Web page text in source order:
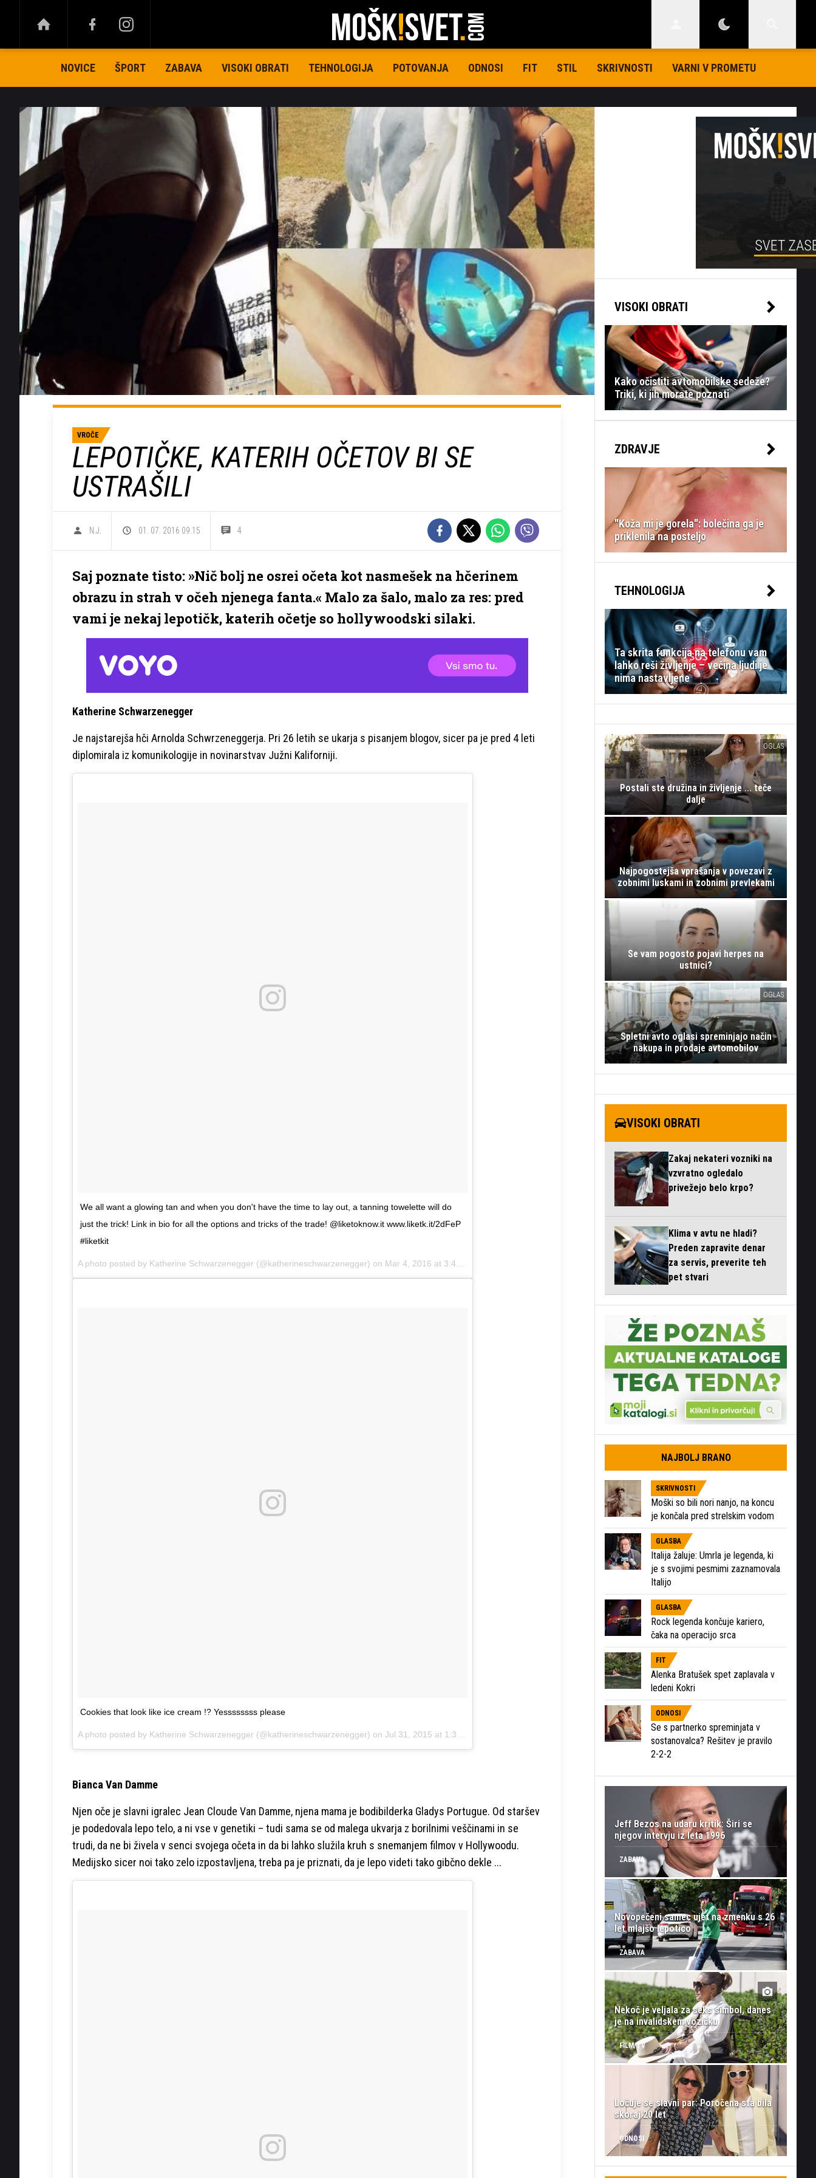
NOVICE ŠPORT ZABAVA VISOKI OBRATI TEHNOLOGIJA POTOVANJA ODNOSI FIT STIL SKRIVNOSTI VARNI V PROMETU
VROČE
LEPOTIČKE, KATERIH OČETOV BI SE
USTRAŠILI
N.J. 01. 07. 2016 09.15 4
Saj poznate tisto: »Nič bolj ne osrei očeta kot nasmešek na hčerinem
obrazu in strah v očeh njenega fanta.« Malo za šalo, malo za res: pred
vami je nekaj lepotičk, katerih očetje so hollywoodski silaki.
Katherine Schwarzenegger
Je najstarejša hči Arnolda Schwrzeneggerja. Pri 26 letih se ukarja s pisanjem blogov, sicer pa je pred 4 leti
diplomirala iz komunikologije in novinarstvav Južni Kaliforniji.
We all want a glowing tan and when you don't have the time to lay out, a tanning towelette will do
just the trick! Link in bio for all the options and tricks of the trade! @liketoknow.it www.liketk.it/2dFeP
#liketkit
A photo posted by Katherine Schwarzenegger (@katherineschwarzenegger) on Mar 4, 2016 at 3:48pm PST
Cookies that look like ice cream !? Yessssssss please
A photo posted by Katherine Schwarzenegger (@katherineschwarzenegger) on Jul 31, 2015 at 1:30pm PDT
Bianca Van Damme
Njen oče je slavni igralec Jean Cloude Van Damme, njena mama je bodibilderka Gladys Portugue. Od staršev
je podedovala lepo telo, a ni vse v genetiki – tudi sama se od malega ukvarja z borilnimi veščinami in se
trudi, da ne bi živela v senci svojega očeta in da bi lahko služila kruh s snemanjem filmov v Hollywoodu.
Medijsko sicer noi tako zelo izpostavljena, treba pa je priznati, da je lepo videti tako gibčno dekle ...
VISOKI OBRATI
Kako očistiti avtomobilske sedeže?
Triki, ki jih morate poznati
ZDRAVJE
"Koža mi je gorela": bolečina ga je
priklenila na posteljo
TEHNOLOGIJA
Ta skrita funkcija na telefonu vam
lahko reši življenje – večina ljudi je
nima nastavljene
OGLAS
Postali ste družina in življenje ... teče
dalje
Najpogostejša vprašanja v povezavi z
zobnimi luskami in zobnimi prevlekami
Se vam pogosto pojavi herpes na
ustnici?
OGLAS
Spletni avto oglasi spreminjajo način
nakupa in prodaje avtomobilov
VISOKI OBRATI
Zakaj nekateri vozniki na
vzvratno ogledalo
privežejo belo krpo?
Klima v avtu ne hladi?
Preden zapravite denar
za servis, preverite teh
pet stvari
NAJBOLJ BRANO
SKRIVNOSTI
Moški so bili nori nanjo, na koncu
je končala pred strelskim vodom
GLASBA
Italija žaluje: Umrla je legenda, ki
je s svojimi pesmimi zaznamovala
Italijo
GLASBA
Rock legenda končuje kariero,
čaka na operacijo srca
FIT
Alenka Bratušek spet zaplavala v
ledeni Kokri
ODNOSI
Se s partnerko spreminjata v
sostanovalca? Rešitev je pravilo
2-2-2
Jeff Bezos na udaru kritik: Širi se
njegov intervju iz leta 1996
ZABAVA
Novopečeni samec ujet na zmenku s 26
let mlajšo lepotico
ZABAVA
Nekoč je veljala za seks simbol, danes
je na invalidskem vozičku
FILM/TV
Ločuje se slavni par: Poročena sta bila
skoraj 20 let
ODNOSI